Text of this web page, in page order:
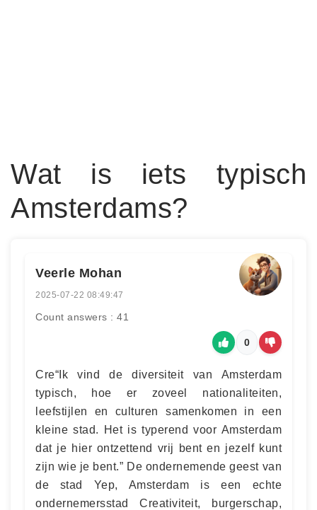
Wat is iets typisch
Amsterdams?
Veerle Mohan
2025-07-22 08:49:47
Count answers : 41
0
Cre“Ik vind de diversiteit van Amsterdam
typisch, hoe er zoveel nationaliteiten,
leefstijlen en culturen samenkomen in een
kleine stad. Het is typerend voor Amsterdam
dat je hier ontzettend vrij bent en jezelf kunt
zijn wie je bent.” De ondernemende geest van
de stad Yep, Amsterdam is een echte
ondernemersstad Creativiteit, burgerschap,